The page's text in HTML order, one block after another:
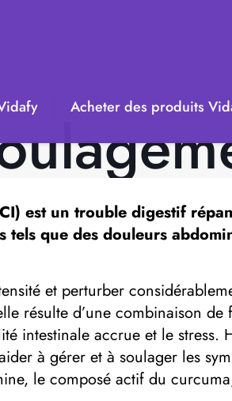
Acheter des produits
est un trouble digestif
tels que des douleurs
et perturber
résulte d’une combinaison
intestinale accrue et le
à gérer et à soulager les
le composé actif du